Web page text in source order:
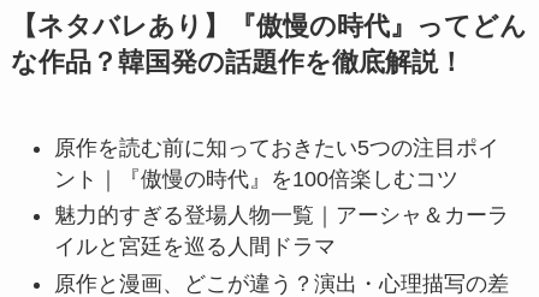
【ネタバレあり】『傲慢の時代』ってどん
な作品？韓国発の話題作を徹底解説！
原作を読む前に知っておきたい5つの注目ポイ
ント｜『傲慢の時代』を100倍楽しむコツ
魅力的すぎる登場人物一覧｜アーシャ＆カーラ
イルと宮廷を巡る人間ドラマ
原作と漫画、どこが違う？演出・心理描写の差